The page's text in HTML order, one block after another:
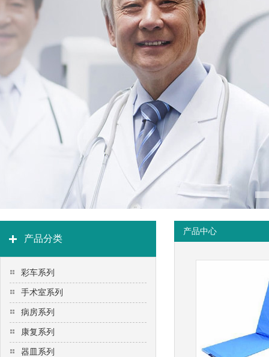
产品分类
彩车系列
手术室系列
病房系列
康复系列
器皿系列
产品中心